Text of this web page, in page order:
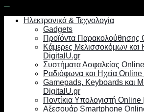
Ηλεκτρονικά & Τεχνολογία
Gadgets
Προϊόντα Παρακολούθησης
Κάμερες Μελισσοκόμων και
DigitalU.gr
Συστήματα Ασφαλείας
Ραδιόφωνα και Ηχεία
Gamepads, Keyboards και
DigitalU.gr
Ποντίκια Υπολογιστή
Αξεσουάρ Smartphone